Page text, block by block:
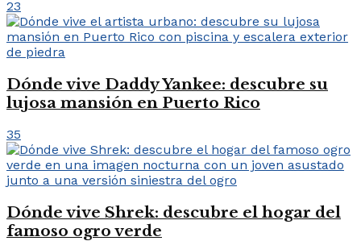
23
Dónde vive Daddy Yankee: descubre su
lujosa mansión en Puerto Rico
35
Dónde vive Shrek: descubre el hogar del
famoso ogro verde